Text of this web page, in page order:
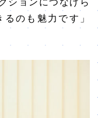
のも魅力です」